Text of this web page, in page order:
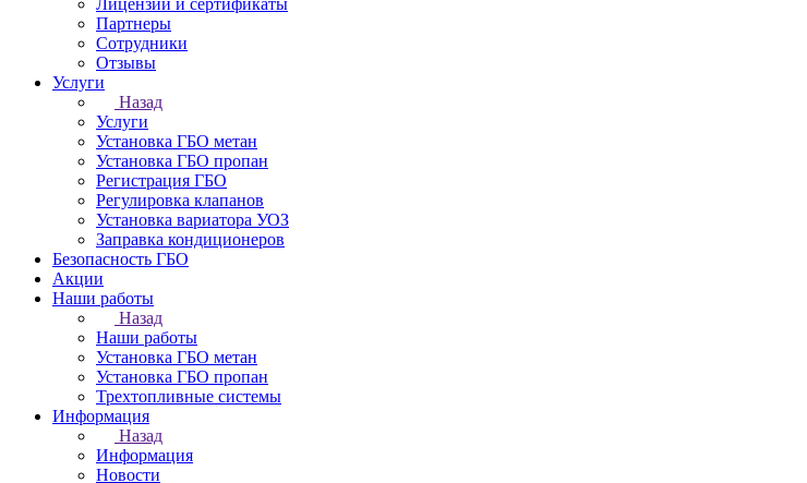
Лицензии и сертификаты
Партнеры
Сотрудники
Отзывы
Услуги
Назад
Услуги
Установка ГБО метан
Установка ГБО пропан
Регистрация ГБО
Регулировка клапанов
Установка вариатора УОЗ
Заправка кондиционеров
Безопасность ГБО
Акции
Наши работы
Назад
Наши работы
Установка ГБО метан
Установка ГБО пропан
Трехтопливные системы
Информация
Назад
Информация
Новости